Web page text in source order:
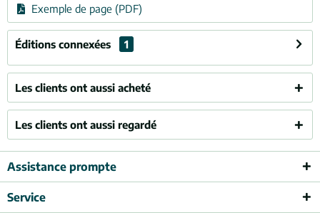
Exemple de page (PDF)
Éditions connexées 1
Les clients ont aussi acheté
Les clients ont aussi regardé
Assistance prompte
Service